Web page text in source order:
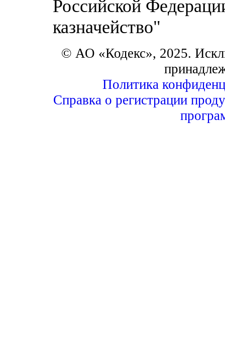
Российской
казначейство"
© АО «Кодекс», 2025.
Политика
Справка о регистрации